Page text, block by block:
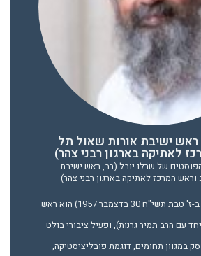
ראש ישיבת אורות שאול תל
לאתיקה בארגון רבני צהר)
של שרלו יובל (רב, ראש ישיבת
המרכז לאתיקה בארגון רבני צהר)
הרב יובל שֶרְלוֹ (נולד ב-ז' טבת תשי"ח 30 בדצמבר 1957) הוא ראש
עם הרב תמיר גרנות), ופעיל ציבורי בולט
במגוון תחומים, דוגמת פובליציסטיקה,